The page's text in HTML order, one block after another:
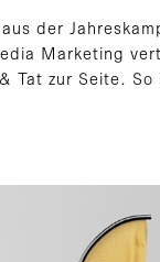
der
Marketing
Tat zur Seite.